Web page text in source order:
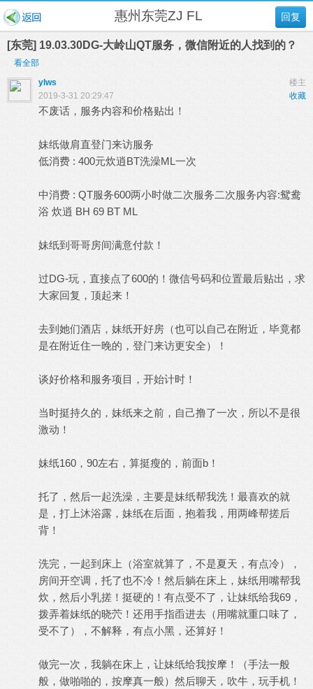
回复
惠州东莞ZJ FL
[东莞] 19.03.30DG-大岭山QT服务，微信附近的人找到的？
看全部
楼主
ylws
收藏
2019-3-31 20:29:47
不废话，服务内容和价格贴出！
妹纸做肩直登门来访服务
低消费 : 400元炊逍BT洗澡ML一次
中消费 : QT服务600两小时做二次服务二次服务内容:鸳鸯
浴 炊逍 BH 69 BT ML
妹纸到哥哥房间满意付款！
过DG-玩，直接点了600的！微信号码和位置最后贴出，求
大家回复，顶起来！
去到她们酒店，妹纸开好房（也可以自己在附近，毕竟都
是在附近住一晚的，登门来访更安全）！
谈好价格和服务项目，开始计时！
当时挺持久的，妹纸来之前，自己撸了一次，所以不是很
激动！
妹纸160，90左右，算挺瘦的，前面b！
托了，然后一起洗澡，主要是妹纸帮我洗！最喜欢的就
是，打上沐浴露，妹纸在后面，抱着我，用两峰帮搓后
背！
洗完，一起到床上（浴室就算了，不是夏天，有点冷），
房间开空调，托了也不冷！然后躺在床上，妹纸用嘴帮我
炊，然后小乳搓！挺硬的！有点受不了，让妹纸给我69，
拨弄着妹纸的晓茓！还用手指臿进去（用嘴就重口味了，
受不了），不解释，有点小黑，还算好！
做完一次，我躺在床上，让妹纸给我按摩！（手法一般
般，做啪啪的，按摩真一般）然后聊天，吹牛，玩手机！